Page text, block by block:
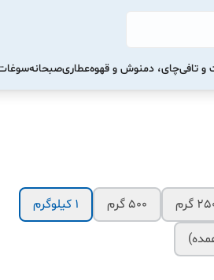
و تافیچای، دمنوش و قهوهعطاریصبحانه
گرم 500 گرم
1 کیلوگرم